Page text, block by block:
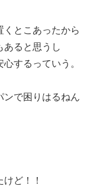
くとこあったから
あると思うし
するっていう。
ンで困りはるねん
ど！！